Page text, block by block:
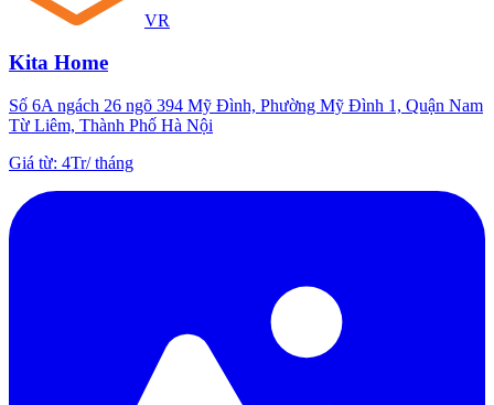
VR
Kita Home
Số 6A ngách 26 ngõ 394 Mỹ Đình, Phường Mỹ Đình 1, Quận Nam
Từ Liêm, Thành Phố Hà Nội
Giá từ: 4Tr/tháng